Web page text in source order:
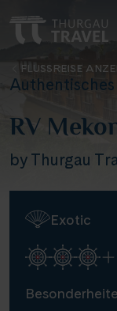
Reiseziele &
Schiffe
Reisearten
FLUSSREISE
RV
by Thurgau
Exotic